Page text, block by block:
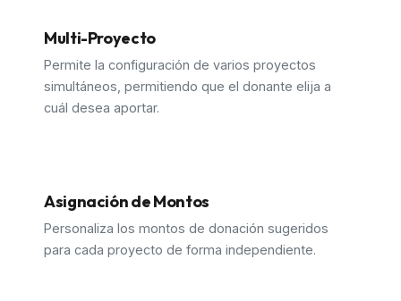
Multi-Proyecto
Permite la configuración de varios proyectos
simultáneos, permitiendo que el donante elija a
cuál desea aportar.
Asignación de Montos
Personaliza los montos de donación sugeridos
para cada proyecto de forma independiente.